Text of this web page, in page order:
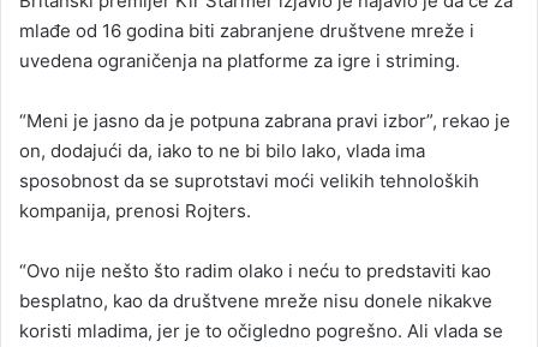
a
n
m
a
i
mlađe od 16 godina biti zabranjene društvene mreže i
uvedena ograničenja na platforme za igre i striming.
“Meni je jasno da je potpuna zabrana pravi izbor”, rekao je
on, dodajući da, iako to ne bi bilo lako, vlada ima
sposobnost da se suprotstavi moći velikih tehnoloških
kompanija, prenosi Rojters.
“Ovo nije nešto što radim olako i neću to predstaviti kao
besplatno, kao da društvene mreže nisu donele nikakve
koristi mladima, jer je to očigledno pogrešno. Ali vlada se